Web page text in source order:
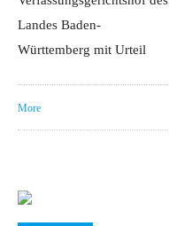
Landes Baden-
Württemberg mit Urteil
More